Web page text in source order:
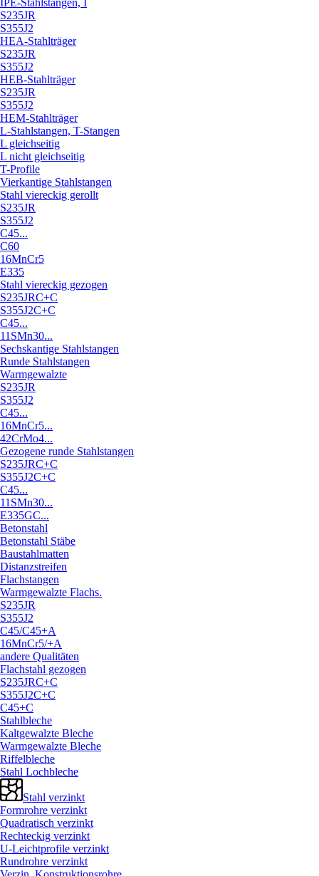
IPE-Stahlstangen, I
S235JR
S355J2
HEA-Stahlträger
S235JR
S355J2
HEB-Stahlträger
S235JR
S355J2
HEM-Stahlträger
L-Stahlstangen, T-Stangen
L gleichseitig
L nicht gleichseitig
T-Profile
Vierkantige Stahlstangen
Stahl viereckig gerollt
S235JR
S355J2
C45...
C60
16MnCr5
E335
Stahl viereckig gezogen
S235JRC+C
S355J2C+C
C45...
11SMn30...
Sechskantige Stahlstangen
Runde Stahlstangen
Warmgewalzte
S235JR
S355J2
C45...
16MnCr5...
42CrMo4...
Gezogene runde Stahlstangen
S235JRC+C
S355J2C+C
C45...
11SMn30...
E335GC...
Betonstahl
Betonstahl Stäbe
Baustahlmatten
Distanzstreifen
Flachstangen
Warmgewalzte Flachs.
S235JR
S355J2
C45/C45+A
16MnCr5/+A
andere Qualitäten
Flachstahl gezogen
S235JRC+C
S355J2C+C
C45+C
Stahlbleche
Kaltgewalzte Bleche
Warmgewalzte Bleche
Riffelbleche
Stahl Lochbleche
Stahl verzinkt
Formrohre verzinkt
Quadratisch verzinkt
Rechteckig verzinkt
U-Leichtprofile verzinkt
Rundrohre verzinkt